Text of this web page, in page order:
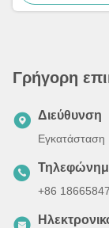
Γρήγορη
Διεύθυνση
Εγκατάσταση
+86